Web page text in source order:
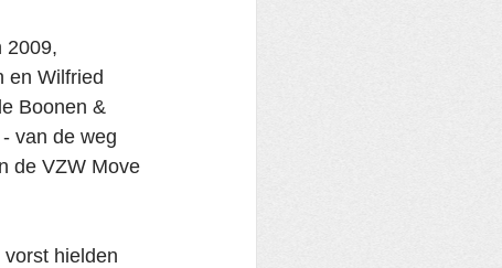
2009,
en Wilfried
Boonen &
van de weg
de VZW Move
hielden